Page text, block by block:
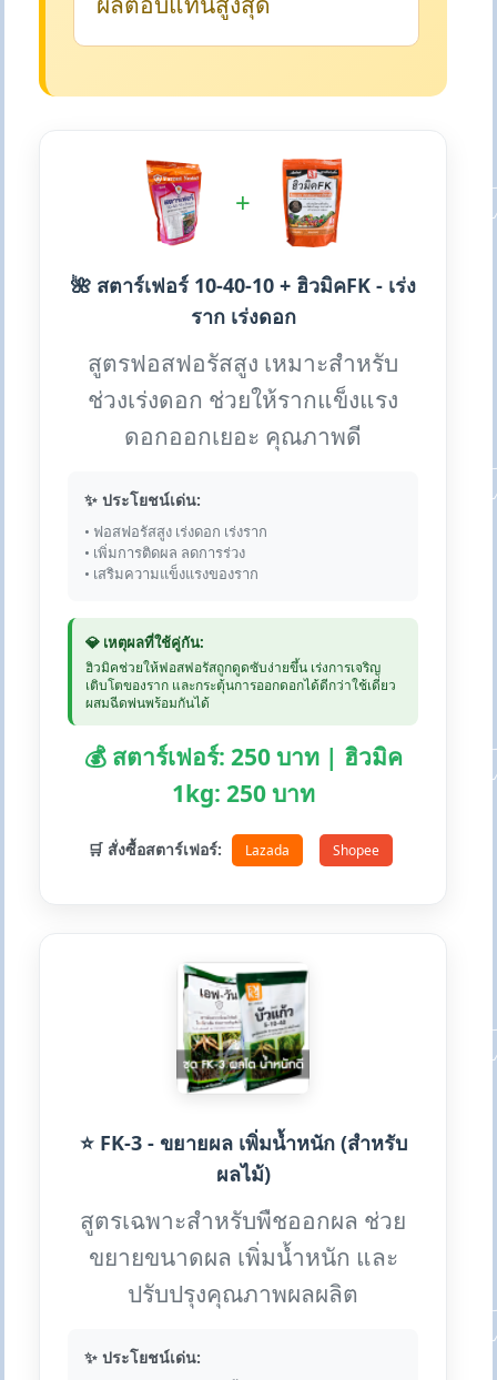
+
🌺 สตาร์เฟอร์ 10-40-10 + ฮิวมิคFK - เร่ง
ราก เร่งดอก
สูตรฟอสฟอรัสสูง เหมาะสำหรับ
ช่วงเร่งดอก ช่วยให้รากแข็งแรง
ดอกออกเยอะ คุณภาพดี
✨ ประโยชน์เด่น:
• ฟอสฟอรัสสูง เร่งดอก เร่งราก
• เพิ่มการติดผล ลดการร่วง
• เสริมความแข็งแรงของราก
💎 เหตุผลที่ใช้คู่กัน:
ฮิวมิคช่วยให้ฟอสฟอรัสถูกดูดซับง่ายขึ้น เร่งการเจริญ
เติบโตของราก และกระตุ้นการออกดอกได้ดีกว่าใช้เดี่ยว
ผสมฉีดพ่นพร้อมกันได้
💰 สตาร์เฟอร์: 250 บาท | ฮิวมิค
1kg: 250 บาท
🛒 สั่งซื้อสตาร์เฟอร์: Lazada Shopee
⭐ FK-3 - ขยายผล เพิ่มน้ำหนัก (สำหรับ
ผลไม้)
สูตรเฉพาะสำหรับพืชออกผล ช่วย
ขยายขนาดผล เพิ่มน้ำหนัก และ
ปรับปรุงคุณภาพผลผลิต
✨ ประโยชน์เด่น: